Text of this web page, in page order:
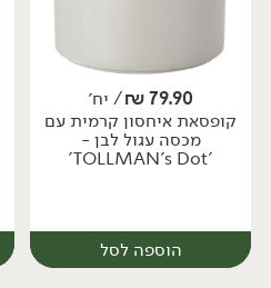
יח׳
79.90
₪/ יח׳
קופסאת איחסון קרמית עם
מכסה עגול לבן -
'TOLLMAN's Dot'
הוספה לסל